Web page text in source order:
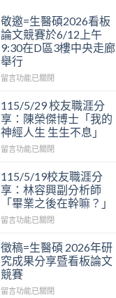
敬邀=生醫碩2026看板
論文競賽於6/12上午
9:30在D區3樓中央走廊
舉行
在
邀
=
生
醫
碩
看
板
論
競
於
6/12
上
午
9:30
留言功能已關閉
115/5/29 校友職涯分
享：陳榮傑博士「我的
神經人生 生生不息」
在
校
友
職
分
陳
榮
傑
博
士
留言功能已關閉
115/5/19校友職涯分
享：林容興副分析師
「畢業之後在幹嘛？」
在
校
友
職
涯
分
留言功能已關閉
徵稿=生醫碩 2026年研
究成果分享暨看板論文
競賽
在
留言功能已關閉